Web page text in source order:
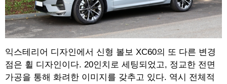
익스테리어 디자인에서 신형 볼보 XC60의 또 다른 변경
점은 휠 디자인이다. 20인치로 세팅되었고, 정교한 전면
가공을 통해 화려한 이미지를 갖추고 있다. 역시 전체적